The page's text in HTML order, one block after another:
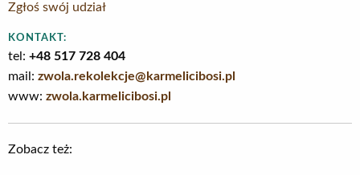
Zgłoś swój udział
KONTAKT:
tel: +48 517 728 404
mail: zwola.rekolekcje@karmelicibosi.pl
www: zwola.karmelicibosi.pl
Zobacz też: